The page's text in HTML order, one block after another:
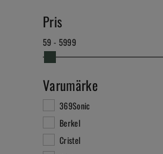
Pris
59 - 5999
Varumärke
369Sonic
Berkel
Cristel